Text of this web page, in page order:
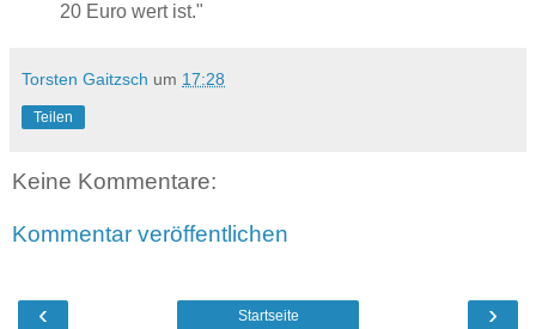
20 Euro wert ist."
Torsten Gaitzsch um 17:28
Teilen
Keine Kommentare:
Kommentar veröffentlichen
‹ ›
Startseite